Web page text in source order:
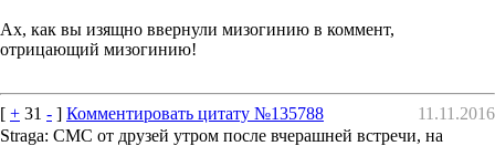
Ах, как вы изящно ввернули мизогинию в коммент,
отрицающий мизогинию!
[ + 31 - ] Комментировать цитату №135788
11.11.2016
Straga: СМС от друзей утром после вчерашней встречи, на